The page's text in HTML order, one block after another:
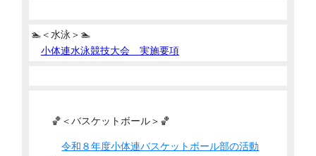
🏊＜水泳＞🏊
小体連水泳競技大会 実施要項
🏀＜バスケットボール＞🏀
令和８年度小体連バスケットボール部の活動